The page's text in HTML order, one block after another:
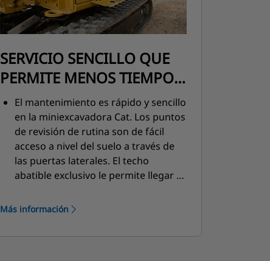
SERVICIO SENCILLO QUE
PERMITE MENOS TIEMPO
DE INACTIVIDAD
El mantenimiento es rápido y sencillo
en la miniexcavadora Cat. Los puntos
de revisión de rutina son de fácil
acceso a nivel del suelo a través de
las puertas laterales. El techo
abatible exclusivo le permite llegar a
cuando sea necesario.
Más información